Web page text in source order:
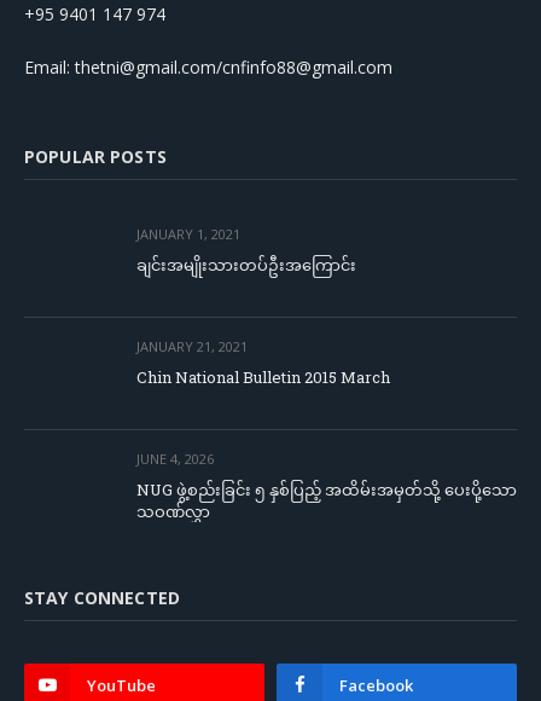
+95 9401 147 974
Email: thetni@gmail.com/cnfinfo88@gmail.com
POPULAR POSTS
JANUARY 1, 2021
ချင်းအမျိုးသားတပ်ဦးအကြောင်း
JANUARY 21, 2021
Chin National Bulletin 2015 March
JUNE 4, 2026
NUG ဖွဲ့စည်းခြင်း ၅ နှစ်ပြည့် အထိမ်းအမှတ်သို့ ပေးပို့သော
သဝဏ်လွှာ
STAY CONNECTED
YouTube Facebook